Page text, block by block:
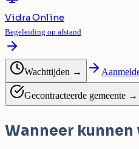
Vidra Online
Begeleiding op afstand
Wachttijden →
Gecontracteerde gemeente →
Wanneer